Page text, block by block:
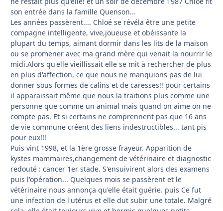
son entrée dans la famille Quenson...
Les années passèrent.... Chloé se révéla être une petite
compagne intelligente, vive,joueuse et obéissante la
plupart du temps, aimant dormir dans les lits de la maison
ou se promener avec ma grand mère qui venait la nourrir le
midi.Alors qu'elle vieillissait elle se mit à rechercher de plus
en plus d'affection, ce que nous ne manquions pas de lui
donner sous formes de calins et de caresses!! pour certains
il apparaissait même que nous la traitions plus comme une
personne que comme un animal mais quand on aime on ne
compte pas. Et si certains ne comprennent pas que 16 ans
de vie commune créent des liens indestructibles... tant pis
pour eux!!!
Puis vint 1998, et la 1ère grosse frayeur. Apparition de
kystes mammaires,changement de vétérinaire et diagnostic
redouté : cancer 1er stade. S'ensuivirent alors des examens
puis l'opération... Quelques mois se passèrent et le
vétérinaire nous annonça qu'elle était guérie. puis Ce fut
une infection de l'utérus et elle dut subir une totale. Malgré